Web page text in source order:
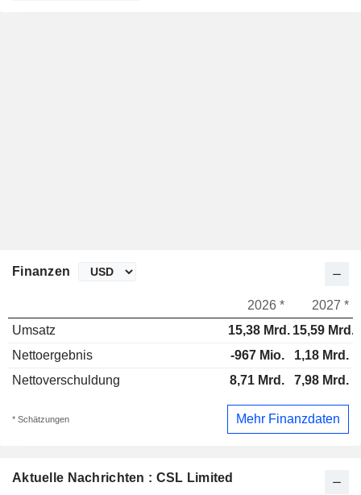
Aktuelle Nachrichten : CSL Limited
Finanzen
2026 *
2027 *
Umsatz
15,38 Mrd. 15,59 Mrd.
Nettoergebnis
-967 Mio.
1,18 Mrd.
Nettoverschuldung
8,71 Mrd. 7,98 Mrd.
* Schätzungen Mehr Finanzdaten